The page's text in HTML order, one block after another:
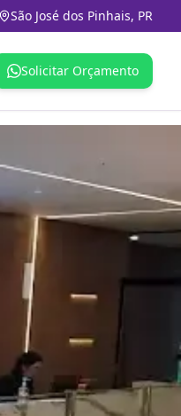
São José dos Pinhais, PR
Solicitar Orçamento